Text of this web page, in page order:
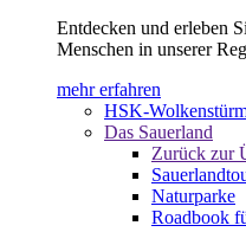
Entdecken und erleben
Menschen in unserer
mehr erfahren
HSK-
Das Sauerland
Zurück zur
Naturparke
Roadbook